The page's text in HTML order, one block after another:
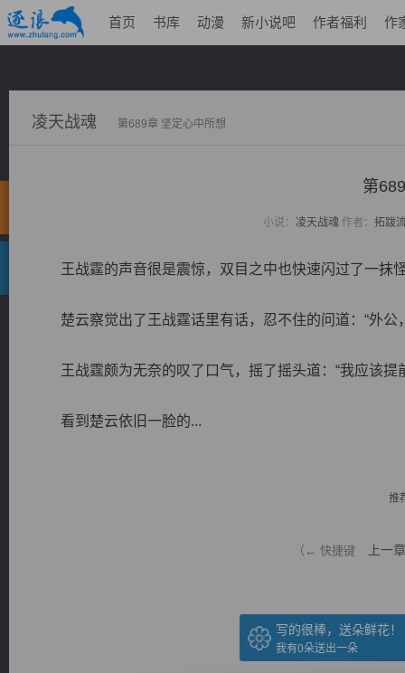
首页 书库 动漫 新小说吧 作者福利 作
凌天战魂 第689章 坚定心中所想
第
小说： 凌天战魂作者： 拓跋
王战霆的声音很是震惊，双目之中也快速闪过了一抹
楚云察觉出了王战霆话里有话，忍不住的问道：“外公
王战霆颇为无奈的叹了口气，摇了摇头道：“我应该提
看到楚云依旧一脸的...
推
（← 快捷键 上一章
写的很棒，送朵鲜花！
我有0朵送出一朵